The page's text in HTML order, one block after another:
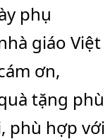
phụ
giáo Việt
ơn,
tặng phù
phù hợp với